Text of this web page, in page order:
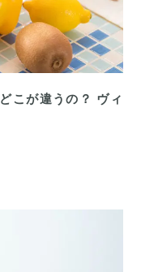
こが違うの？ ヴィ